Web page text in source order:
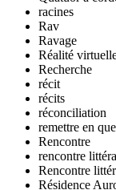
racines
Rav
Ravage
Réalité
Recherche
récit
récits
réconciliation
remettre en
Rencontre
rencontre
Rencontre
Résidence